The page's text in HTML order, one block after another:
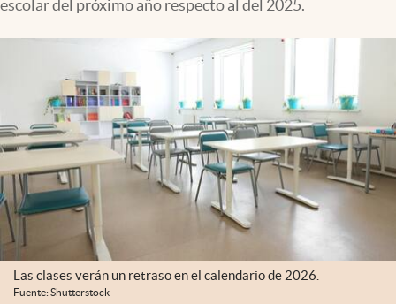
Clase
Mundial 2026
Eventos Corporativos
El Cronista Studio
Mediakit
abre en nueva pestaña
Argentina
escolar del próximo año respecto al del 2025.
Las clases verán un retraso en el calendario de 2026.
Fuente: Shutterstock